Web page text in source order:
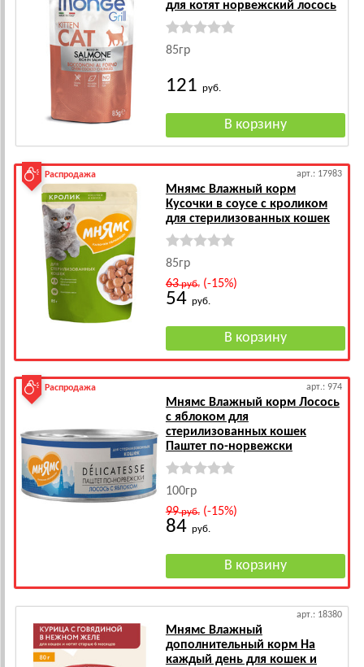
для котят норвежский лосось
85гр
121 руб.
Распродажа арт.: 17983
Мнямс Влажный корм
Кусочки в соусе с кроликом
для стерилизованных кошек
85гр
63руб.(-15%)
54 руб.
Распродажа арт.: 974
Мнямс Влажный корм Лосось
с яблоком для
стерилизованных кошек
Паштет по-норвежски
100гр
99руб.(-15%)
84 руб.
арт.: 18380
Мнямс Влажный
дополнительный корм На
каждый день для кошек и